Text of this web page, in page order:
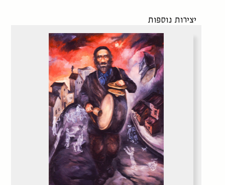
יצירות נוספות